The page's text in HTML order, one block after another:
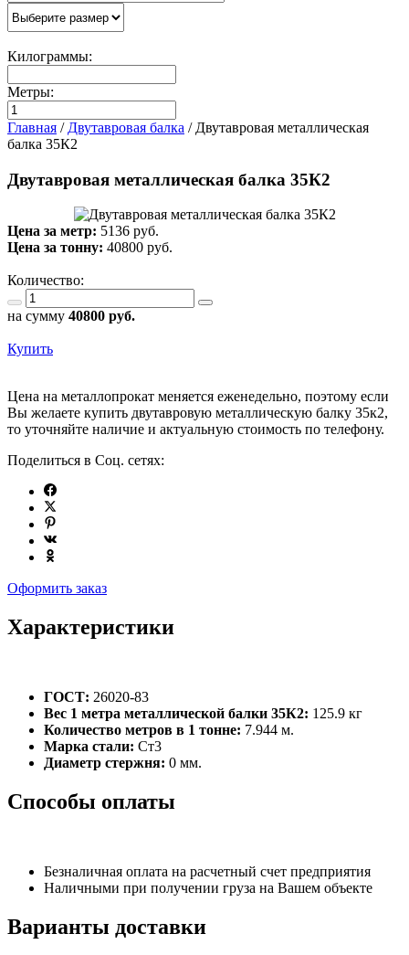
Килограммы:
Метры:
Главная / Двутавровая балка / Двутавровая металлическая
балка 35К2
Двутавровая металлическая балка 35К2
Цена за метр: 5136 руб.
Цена за тонну: 40800 руб.
Количество:
на сумму 40800 руб.
Купить
Цена на металлопрокат меняется еженедельно, поэтому если
Вы желаете купить двутавровую металлическую балку 35к2,
то уточняйте наличие и актуальную стоимость по телефону.
Поделиться в Соц. сетях:
Оформить заказ
Характеристики
ГОСТ: 26020-83
Вес 1 метра металлической балки 35К2: 125.9 кг
Количество метров в 1 тонне: 7.944 м.
Марка стали: Ст3
Диаметр стержня: 0 мм.
Способы оплаты
Безналичная оплата на расчетный счет предприятия
Наличными при получении груза на Вашем объекте
Варианты доставки